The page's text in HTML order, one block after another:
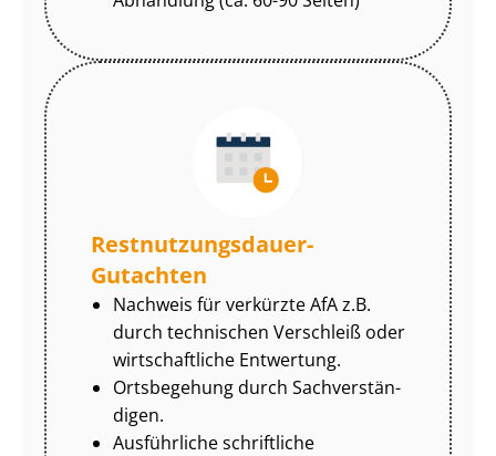
Rest­nut­zungs­dau­er-
Gutachten
Nachweis für verkürzte AfA z.B.
durch technischen Verschleiß oder
wirtschaftliche Entwertung.
Ortsbegehung durch Sach­ver­stän­
di­gen.
Ausführliche schriftliche